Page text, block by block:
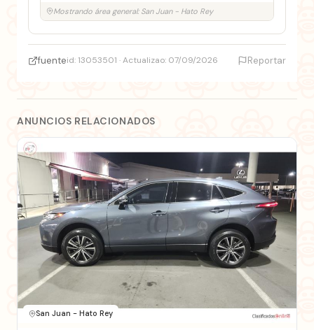
Mostrando área general: San Juan - Hato Rey
fuenteid: 13053501 · Actualizao: 07/09/2026 Reportar
ANUNCIOS RELACIONADOS
San Juan - Hato Rey